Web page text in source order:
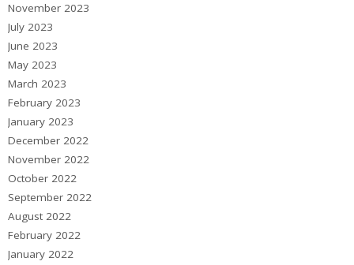
November 2023
July 2023
June 2023
May 2023
March 2023
February 2023
January 2023
December 2022
November 2022
October 2022
September 2022
August 2022
February 2022
January 2022